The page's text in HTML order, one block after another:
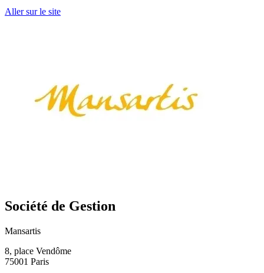
Aller sur le site
Société de Gestion
Mansartis
8, place Vendôme
75001 Paris